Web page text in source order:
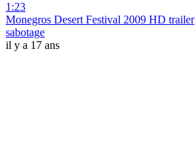
1:23
Monegros Desert Festival 2009 HD trailer
sabotage
il y a 17 ans